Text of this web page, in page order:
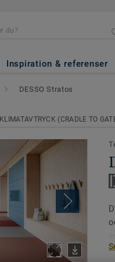
Inspiration & referenser
DESSO Stratos
KLIMATAVTRYCK (CRADLE TO